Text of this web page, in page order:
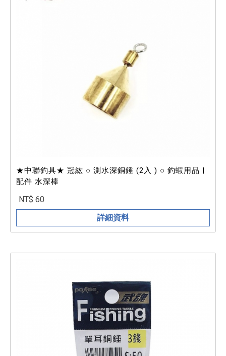
★中聯釣具★ 冠紘 ○ 測水深銅錘 (2入 ) ○ 釣蝦用品 |
配件 水深棒
NT$ 60
詳細資料